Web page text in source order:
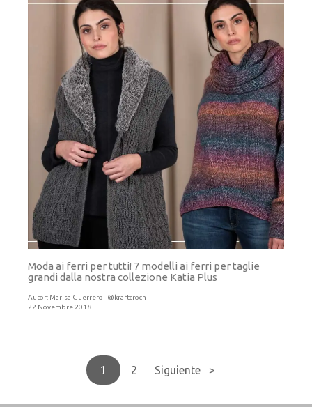
Moda ai ferri per tutti! 7 modelli ai ferri per taglie
grandi dalla nostra collezione Katia Plus
Autor: Marisa Guerrero · @kraftcroch
22 Novembre 2018
1 2 Siguiente >